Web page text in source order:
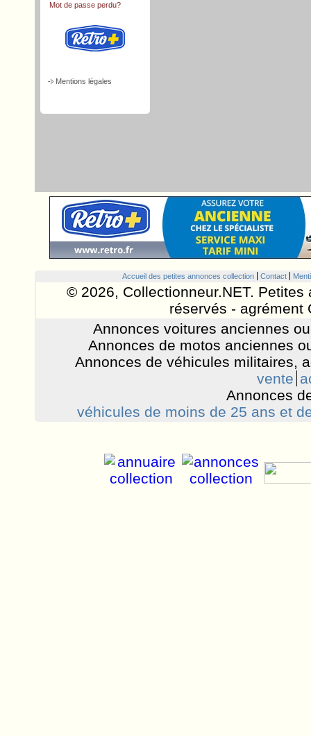
Mot de passe perdu?
Mentions légales
Accueil des petites annonces collection Contact
© 2026, Collectionneur.NET.
réservés - agrément
Annonces voitures anciennes
Annonces de motos anciennes
Annonces de véhicules militaires,
vente
Annonces
véhicules de moins de 25 ans et